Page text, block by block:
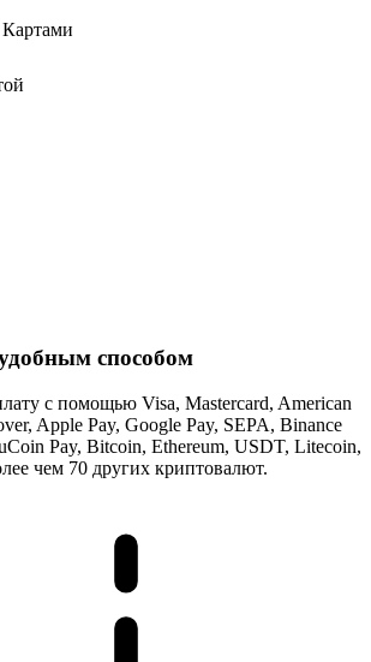
способом
с помощью Visa, Mastercard, American
Apple Pay, Google Pay, SEPA, Binance
Pay, Bitcoin, Ethereum, USDT, Litecoin,
чем 70 других криптовалют.